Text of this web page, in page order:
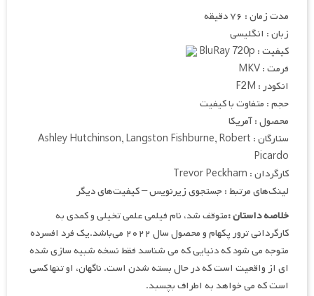
مدت زمان : ۷۶ دقیقه
زبان : انگلیسی
کیفیت : BluRay 720p
فرمت : MKV
انکودر : F2M
حجم : متفاوت با کیفیت
محصول : آمریکا
ستارگان : Ashley Hutchinson, Langston Fishburne, Robert
Picardo
کارگردان : Trevor Peckham
لینک‌های مرتبط : جستجوی زیرنویس – کیفیت‌های دیگر
خلاصه داستان :متوقف شد، نام فیلمی علمی تخیلی و کمدی به
کارگردانی ترور پکهام و محصول سال ۲۰۲۲ می‌باشد.یک فرد افسرده
متوجه می شود که دنیایی که می شناسد فقط نسخه شبیه سازی شده
ای از واقعیت است که در حال بسته شدن است. ناگهان، او تنها کسی
است که می خواهد به اطراف بچسبد.